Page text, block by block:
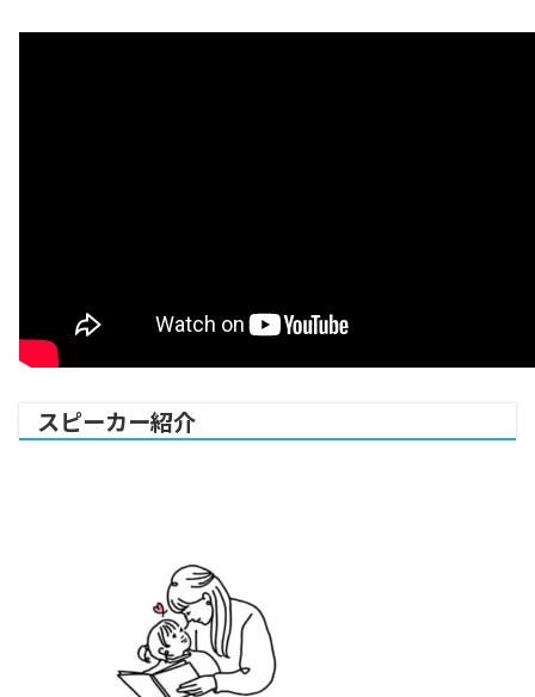
スピーカー紹介